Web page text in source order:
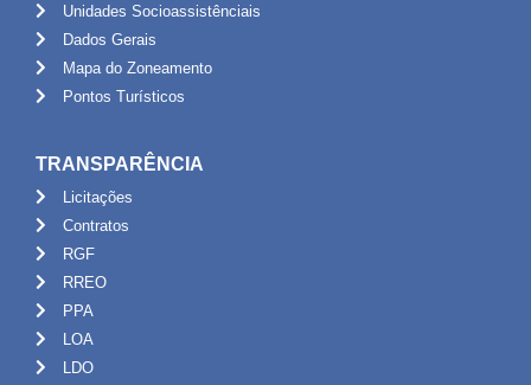
Unidades Socioassistênciais
Dados Gerais
Mapa do Zoneamento
Pontos Turísticos
TRANSPARÊNCIA
Licitações
Contratos
RGF
RREO
PPA
LOA
LDO